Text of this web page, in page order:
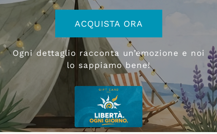
ACQUISTA ORA
Ogni dettaglio racconta un’emozione e noi
lo sappiamo bene!